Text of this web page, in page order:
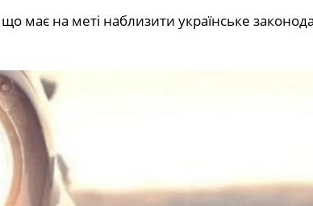
має на меті наблизити українське